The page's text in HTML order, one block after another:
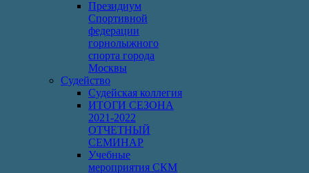
Президиум
Спортивной
федерации
горнолыжного
спорта города
Москвы
Судейство
Cудейская коллегия
ИТОГИ СЕЗОНА
2021-2022
ОТЧЕТНЫЙ
СЕМИНАР
Учебные
мероприятия СКМ